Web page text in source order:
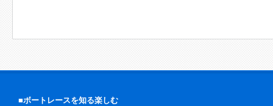
■ボートレースを知る楽しむ